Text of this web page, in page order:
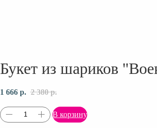
Букет из шариков
1 666 р. 2 380 р.
В корзину